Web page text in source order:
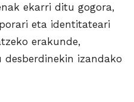
ekarri ditu gogora,
eta identitateari
erakunde,
izandako